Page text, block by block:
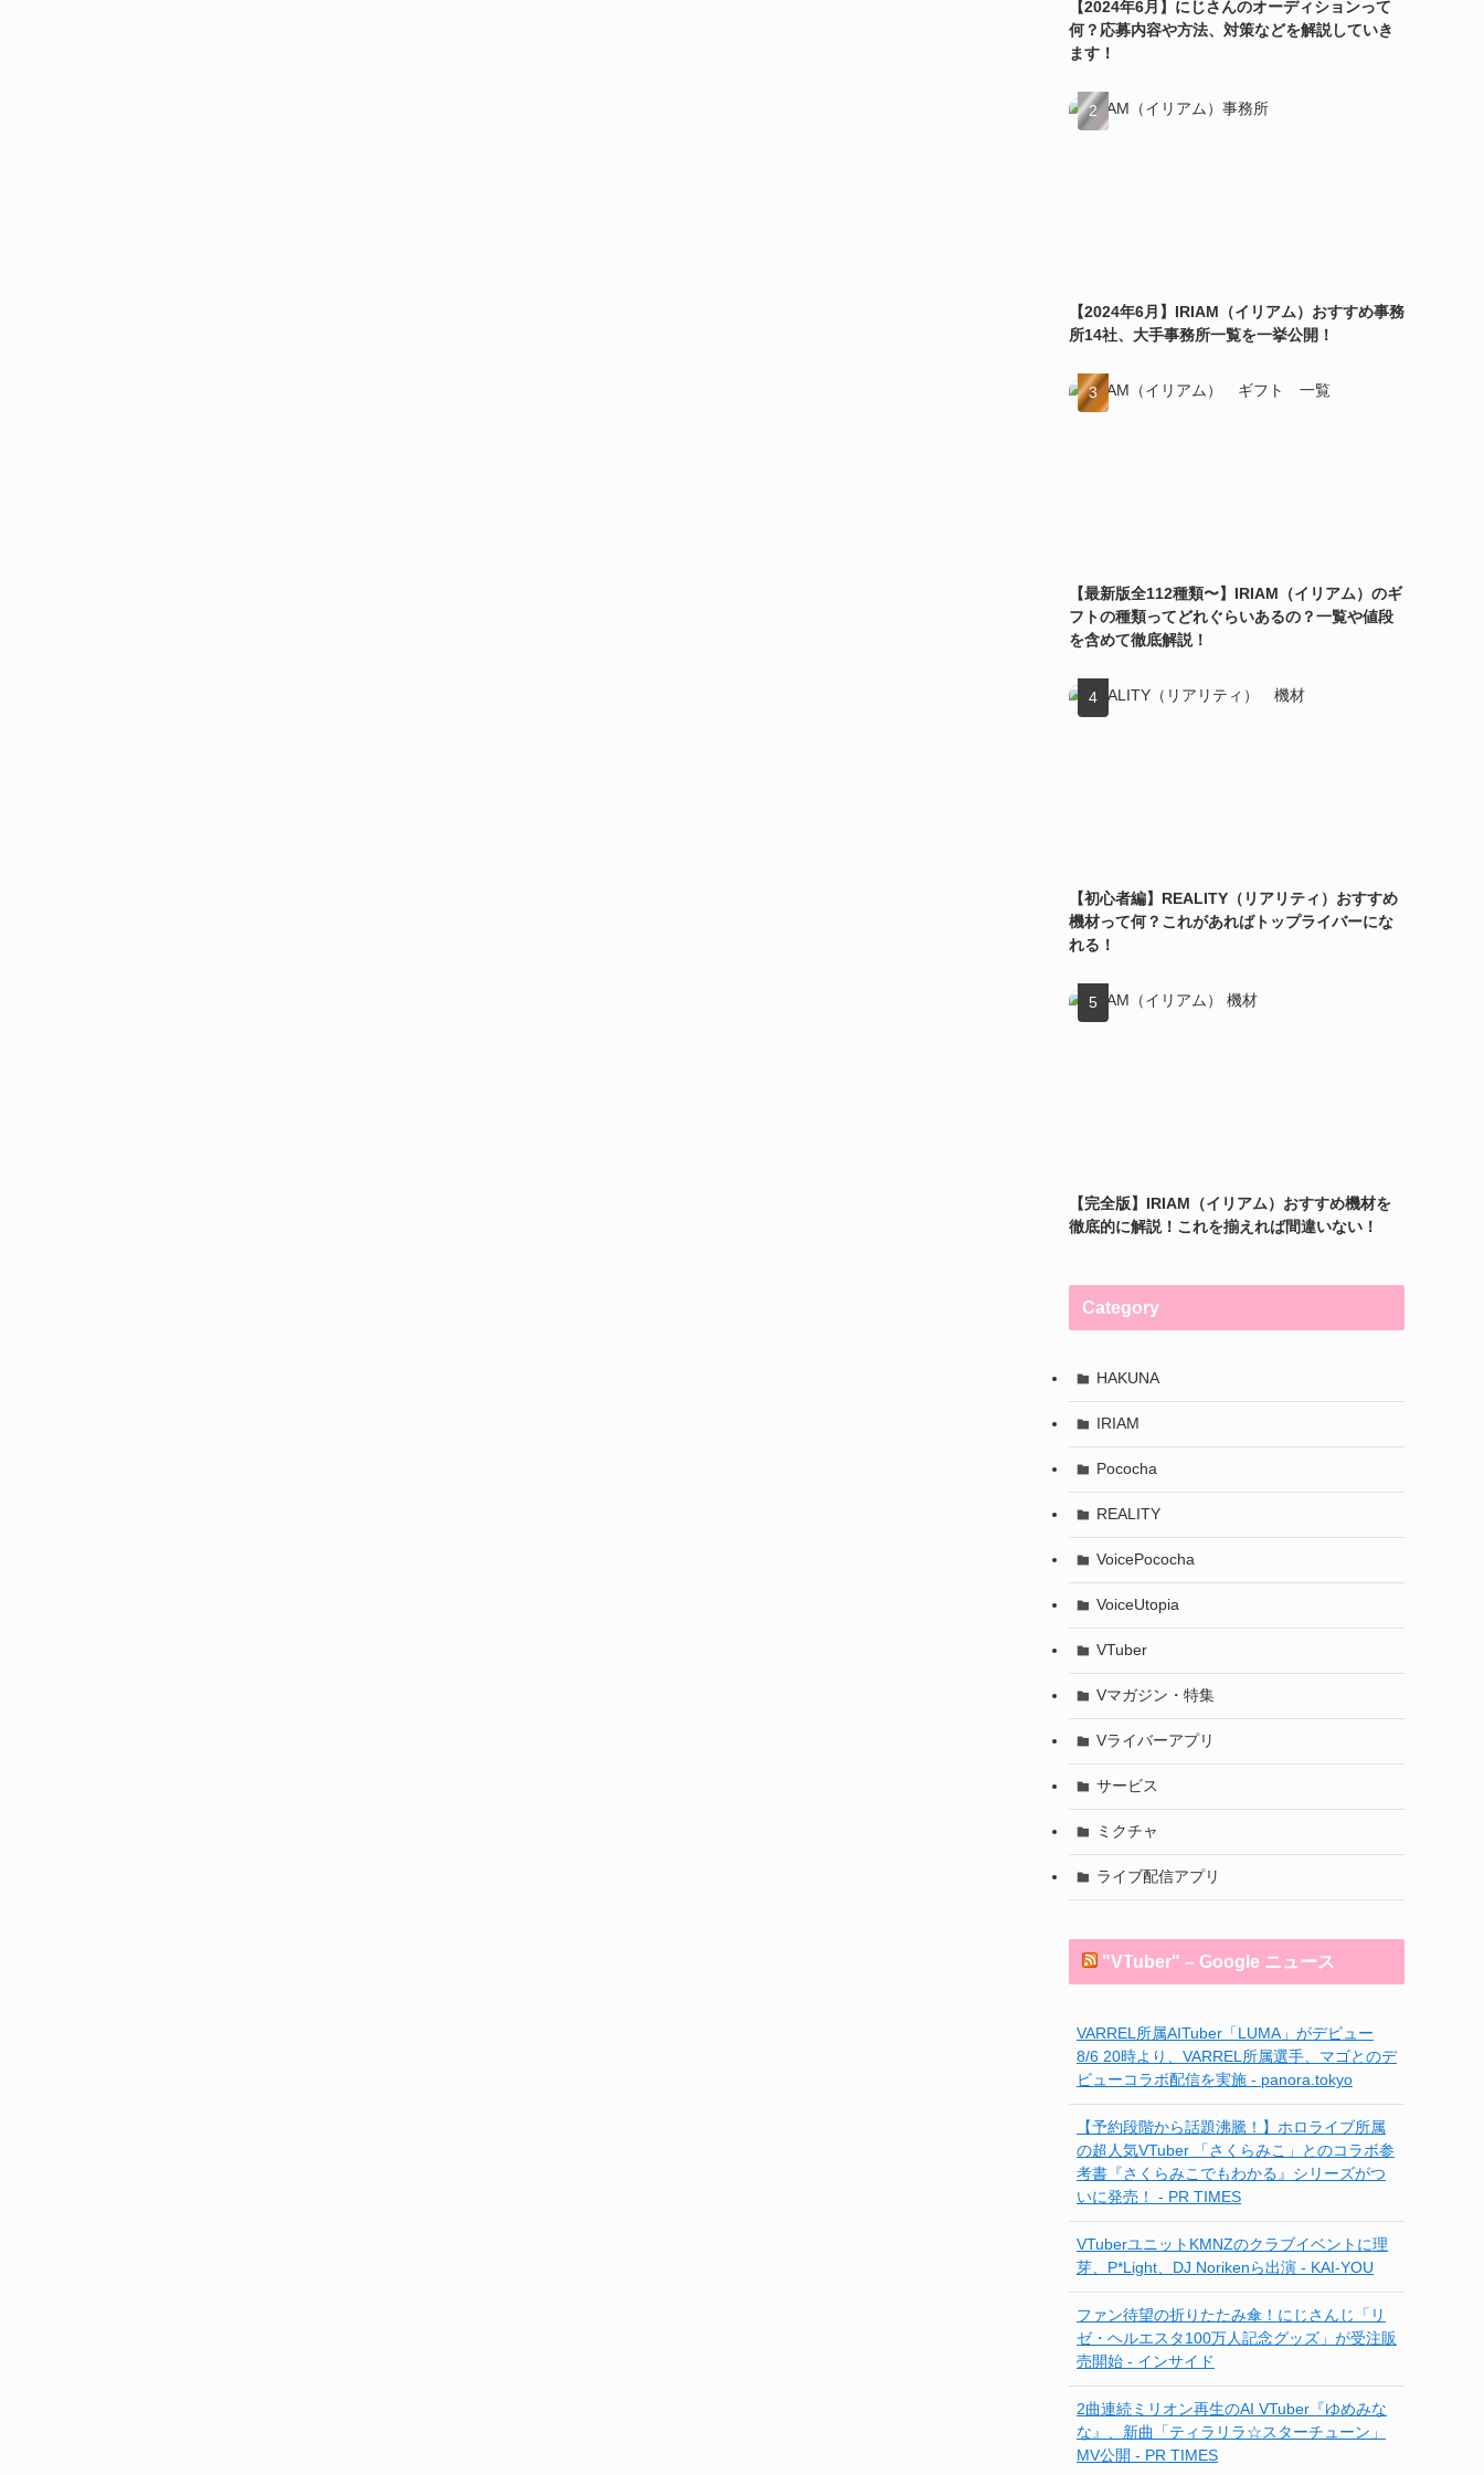
【2024年6月】にじさんのオーディションって
何？応募内容や方法、対策などを解説していき
ます！
【2024年6月】IRIAM（イリアム）おすすめ事務
所14社、大手事務所一覧を一挙公開！
【最新版全112種類〜】IRIAM（イリアム）のギ
フトの種類ってどれぐらいあるの？一覧や値段
を含めて徹底解説！
【初心者編】REALITY（リアリティ）おすすめ
機材って何？これがあればトップライバーにな
れる！
【完全版】IRIAM（イリアム）おすすめ機材を
徹底的に解説！これを揃えれば間違いない！
Category
HAKUNA
IRIAM
Pococha
REALITY
VoicePococha
VoiceUtopia
VTuber
Vマガジン・特集
Vライバーアプリ
サービス
ミクチャ
ライブ配信アプリ
"VTuber" – Google ニュース
VARREL所属AITuber「LUMA」がデビュー
8/6 20時より、VARREL所属選手、マゴとのデ
ビューコラボ配信を実施 - panora.tokyo
【予約段階から話題沸騰！】ホロライブ所属
の超人気VTuber 「さくらみこ」とのコラボ参
考書『さくらみこでもわかる』シリーズがつ
いに発売！ - PR TIMES
VTuberユニットKMNZのクラブイベントに理
芽、P*Light、DJ Norikenら出演 - KAI-YOU
ファン待望の折りたたみ傘！にじさんじ「リ
ゼ・ヘルエスタ100万人記念グッズ」が受注販
売開始 - インサイド
2曲連続ミリオン再生のAI VTuber『ゆめみな
な』、新曲「ティラリラ☆スターチューン」
MV公開 - PR TIMES